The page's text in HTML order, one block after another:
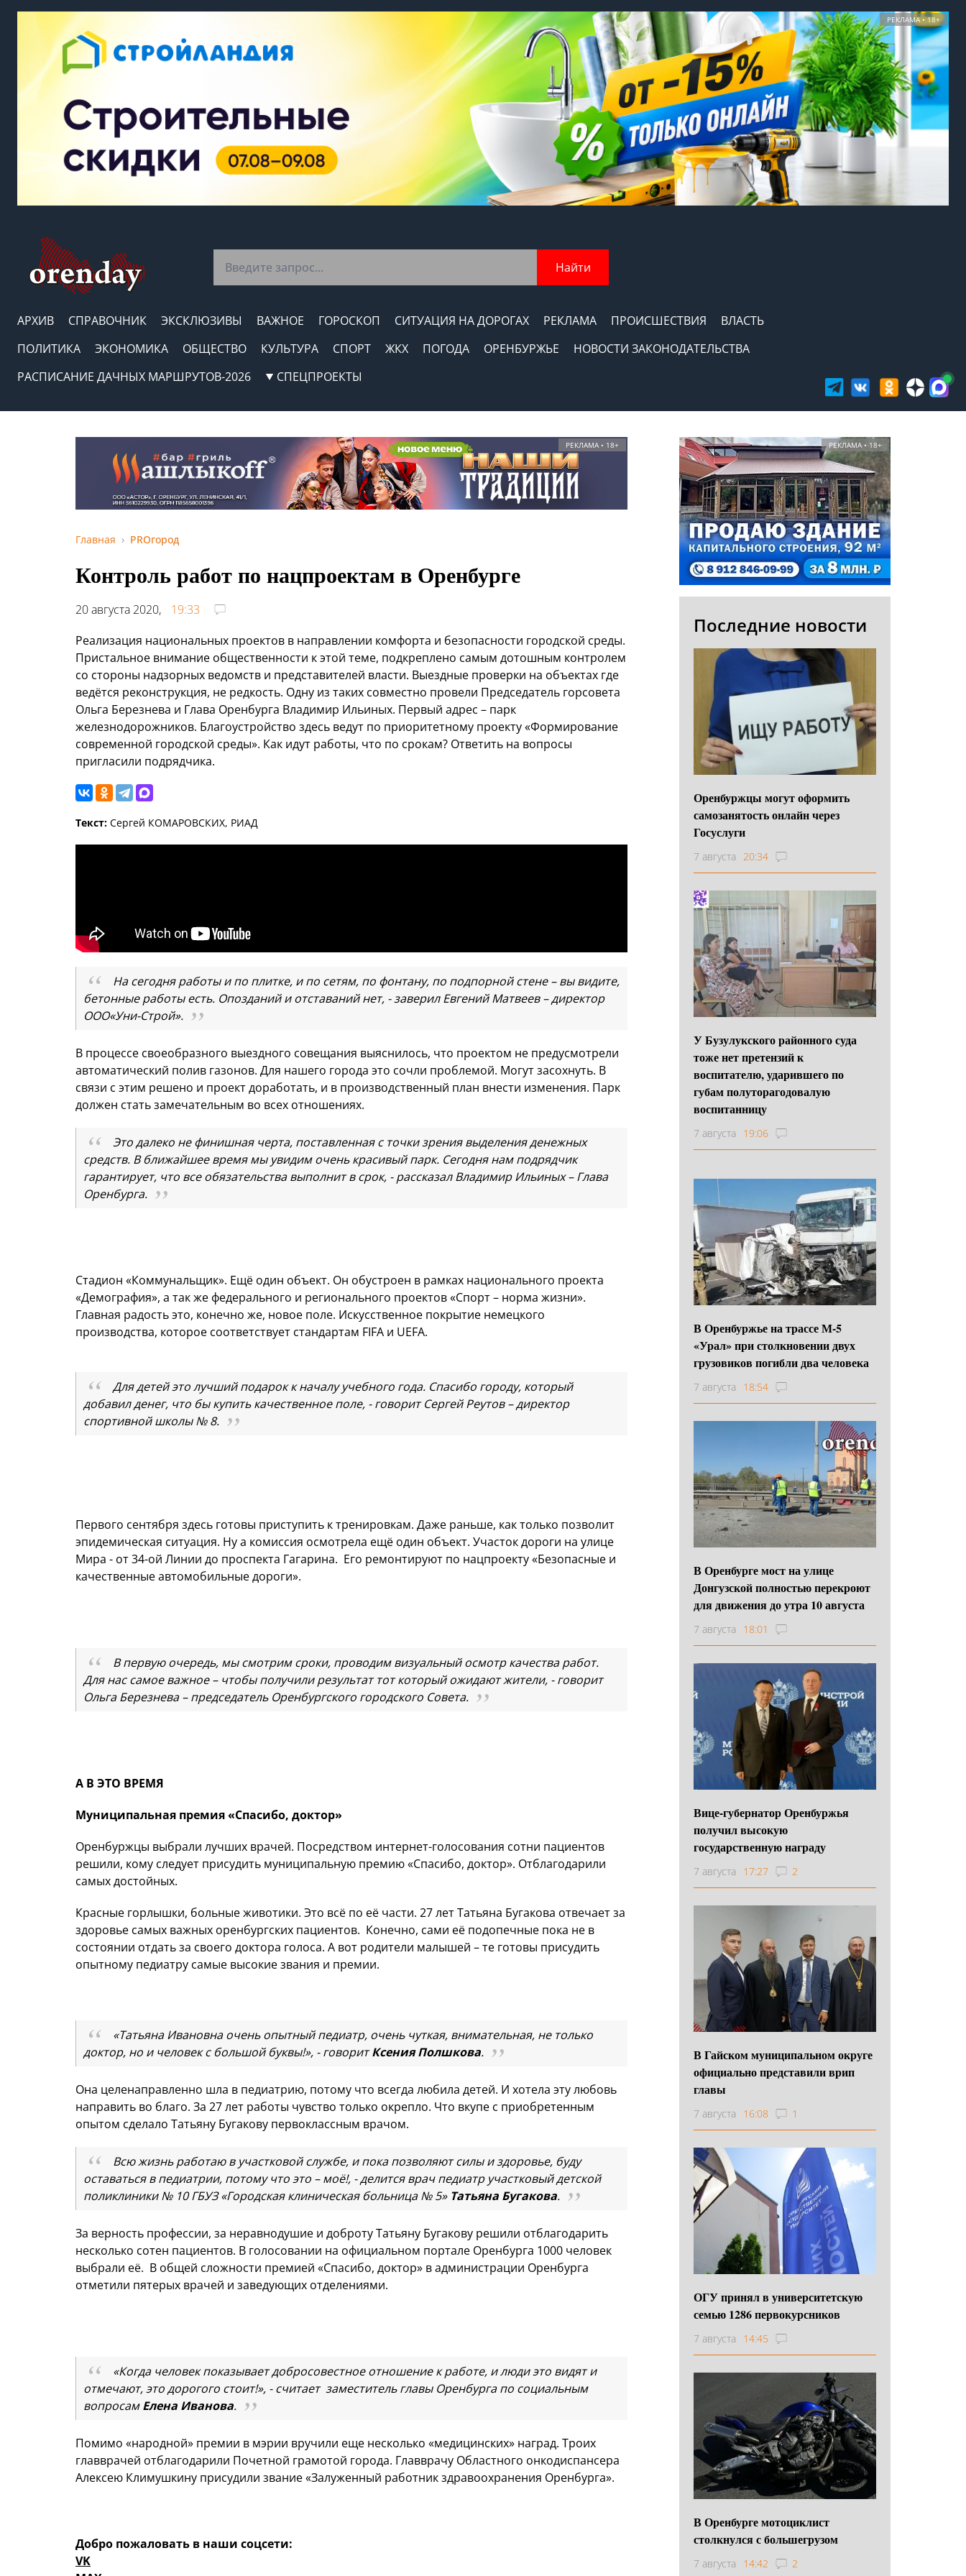
РЕКЛАМА • 18+
Найти
АРХИВ СПРАВОЧНИК ЭКСКЛЮЗИВЫ ВАЖНОЕ ГОРОСКОП СИТУАЦИЯ НА ДОРОГАХ РЕКЛАМА ПРОИСШЕСТВИЯ
ВЛАСТЬ
ПОЛИТИКА
ЭКОНОМИКА ОБЩЕСТВО КУЛЬТУРА СПОРТ ЖКХ ПОГОДА ОРЕНБУРЖЬЕ
НОВОСТИ ЗАКОНОДАТЕЛЬСТВА
РАСПИСАНИЕ ДАЧНЫХ МАРШРУТОВ-2026
СПЕЦПРОЕКТЫ
РЕКЛАМА • 18+
Главная PROгород
Контроль работ по нацпроектам в Оренбурге
20 августа 2020,
19:33
Реализация национальных проектов в направлении комфорта и безопасности городской среды.
Пристальное внимание общественности к этой теме, подкреплено самым дотошным контролем
со стороны надзорных ведомств и представителей власти. Выездные проверки на объектах где
ведётся реконструкция, не редкость. Одну из таких совместно провели Председатель горсовета
Ольга Березнева и Глава Оренбурга Владимир Ильиных. Первый адрес – парк
железнодорожников. Благоустройство здесь ведут по приоритетному проекту «Формирование
современной городской среды». Как идут работы, что по срокам? Ответить на вопросы
пригласили подрядчика.
Текст: Сергей КОМАРОВСКИХ, РИАД
На сегодня работы и по плитке, и по сетям, по фонтану, по подпорной стене – вы видите,
бетонные работы есть. Опозданий и отставаний нет, - заверил Евгений Матвеев – директор
ООО«Уни-Строй».
В процессе своеобразного выездного совещания выяснилось, что проектом не предусмотрели
автоматический полив газонов. Для нашего города это сочли проблемой. Могут засохнуть. В
связи с этим решено и проект доработать, и в производственный план внести изменения. Парк
должен стать замечательным во всех отношениях.
Это далеко не финишная черта, поставленная с точки зрения выделения денежных
средств. В ближайшее время мы увидим очень красивый парк. Сегодня нам подрядчик
гарантирует, что все обязательства выполнит в срок, - рассказал Владимир Ильиных – Глава
Оренбурга.
Стадион «Коммунальщик». Ещё один объект. Он обустроен в рамках национального проекта
«Демография», а так же федерального и регионального проектов «Спорт – норма жизни».
Главная радость это, конечно же, новое поле. Искусственное покрытие немецкого
производства, которое соответствует стандартам FIFA и UEFA.
Для детей это лучший подарок к началу учебного года. Спасибо городу, который
добавил денег, что бы купить качественное поле, - говорит Сергей Реутов – директор
спортивной школы № 8.
Первого сентября здесь готовы приступить к тренировкам. Даже раньше, как только позволит
эпидемическая ситуация. Ну а комиссия осмотрела ещё один объект. Участок дороги на улице
Мира - от 34-ой Линии до проспекта Гагарина. Его ремонтируют по нацпроекту «Безопасные и
качественные автомобильные дороги».
В первую очередь, мы смотрим сроки, проводим визуальный осмотр качества работ.
Для нас самое важное – чтобы получили результат тот который ожидают жители, - говорит
Ольга Березнева – председатель Оренбургского городского Совета.
А В ЭТО ВРЕМЯ
Муниципальная премия «Спасибо, доктор»
Оренбуржцы выбрали лучших врачей. Посредством интернет-голосования сотни пациентов
решили, кому следует присудить муниципальную премию «Спасибо, доктор». Отблагодарили
самых достойных.
Красные горлышки, больные животики. Это всё по её части. 27 лет Татьяна Бугакова отвечает за
здоровье самых важных оренбургских пациентов. Конечно, сами её подопечные пока не в
состоянии отдать за своего доктора голоса. А вот родители малышей – те готовы присудить
опытному педиатру самые высокие звания и премии.
«Татьяна Ивановна очень опытный педиатр, очень чуткая, внимательная, не только
доктор, но и человек с большой буквы!», - говоритКсения Полшкова.
Она целенаправленно шла в педиатрию, потому что всегда любила детей. И хотела эту любовь
направить во благо. За 27 лет работы чувство только окрепло. Что вкупе с приобретенным
опытом сделало Татьяну Бугакову первоклассным врачом.
Всю жизнь работаю в участковой службе, и пока позволяют силы и здоровье, буду
оставаться в педиатрии, потому что это – моё!, - делится врач педиатр участковый детской
поликлиники № 10 ГБУЗ «Городская клиническая больница № 5» Татьяна Бугакова.
За верность профессии, за неравнодушие и доброту Татьяну Бугакову решили отблагодарить
несколько сотен пациентов. В голосовании на официальном портале Оренбурга 1000 человек
выбрали её. В общей сложности премией «Спасибо, доктор» в администрации Оренбурга
отметили пятерых врачей и заведующих отделениями.
«Когда человек показывает добросовестное отношение к работе, и люди это видят и
отмечают, это дорогого стоит!», - считает заместитель главы Оренбурга по социальным
вопросамЕлена Иванова.
Помимо «народной» премии в мэрии вручили еще несколько «медицинских» наград. Троих
главврачей отблагодарили Почетной грамотой города. Главврачу Областного онкодиспансера
Алексею Климушкину присудили звание «Залуженный работник здравоохранения Оренбурга».
Добро пожаловать в наши соцсети:
VK
РЕКЛАМА • 18+
Последние новости
Оренбуржцы могут оформить
самозанятость онлайн через
Госуслуги
7 августа 20:34
У Бузулукского районного суда
тоже нет претензий к
воспитателю, ударившего по
губам полуторагодовалую
воспитанницу
7 августа 19:06
В Оренбуржье на трассе М-5
«Урал» при столкновении двух
грузовиков погибли два человека
7 августа 18:54
В Оренбурге мост на улице
Донгузской полностью перекроют
для движения до утра 10 августа
7 августа 18:01
Вице-губернатор Оренбуржья
получил высокую
государственную награду
7 августа 17:27 2
В Гайском муниципальном округе
официально представили врип
главы
7 августа 16:08 1
ОГУ принял в университетскую
семью 1286 первокурсников
7 августа 14:45
В Оренбурге мотоциклист
столкнулся с большегрузом
7 августа 14:42 2